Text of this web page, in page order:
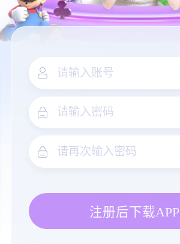
注册后下载APP